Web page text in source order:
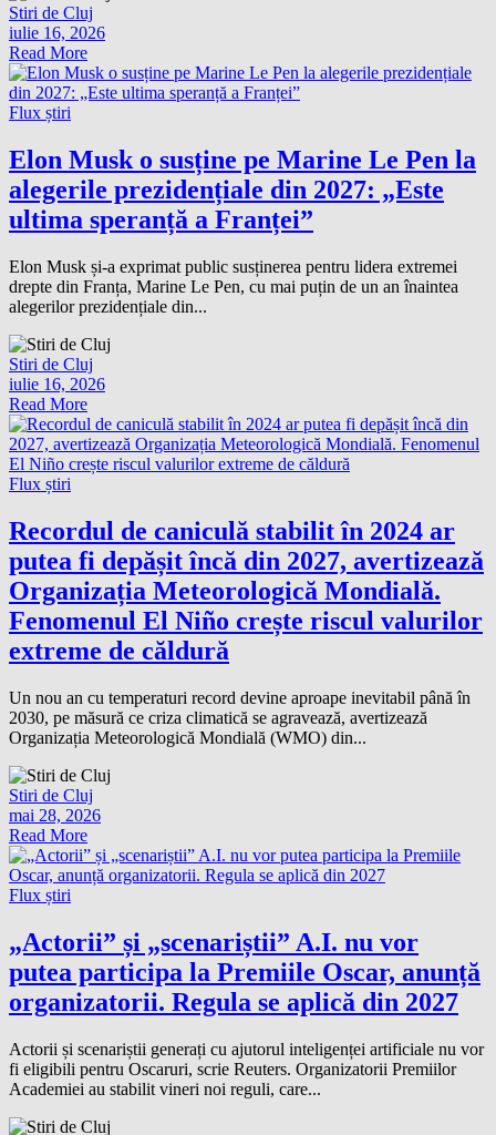
Stiri de Cluj
iulie 16, 2026
Read More
Flux știri
Elon Musk o susține pe Marine Le Pen la
alegerile prezidențiale din 2027: „Este
ultima speranță a Franței”
Elon Musk și-a exprimat public susținerea pentru lidera extremei
drepte din Franța, Marine Le Pen, cu mai puțin de un an înaintea
alegerilor prezidențiale din...
Stiri de Cluj
iulie 16, 2026
Read More
Flux știri
Recordul de caniculă stabilit în 2024 ar
putea fi depășit încă din 2027, avertizează
Organizația Meteorologică Mondială.
Fenomenul El Niño crește riscul valurilor
extreme de căldură
Un nou an cu temperaturi record devine aproape inevitabil până în
2030, pe măsură ce criza climatică se agravează, avertizează
Organizația Meteorologică Mondială (WMO) din...
Stiri de Cluj
mai 28, 2026
Read More
Flux știri
„Actorii” și „scenariștii” A.I. nu vor
putea participa la Premiile Oscar, anunță
organizatorii. Regula se aplică din 2027
Actorii și scenariștii generați cu ajutorul inteligenței artificiale nu vor
fi eligibili pentru Oscaruri, scrie Reuters. Organizatorii Premiilor
Academiei au stabilit vineri noi reguli, care...